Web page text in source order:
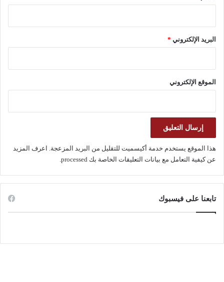
البريد الإلكتروني *
الموقع الإلكتروني
هذا الموقع يستخدم خدمة أكيسميت للتقليل من البريد المزعجة. اعرف المزيد
عن كيفية التعامل مع بيانات التعليقات الخاصة بك processed
.
تابعنا على فيسبوك